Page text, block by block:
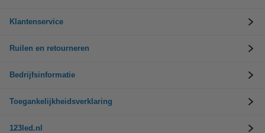
Klantenservice
Ruilen en retourneren
Bedrijfsinformatie
Toegankelijkheidsverklaring
123led.nl